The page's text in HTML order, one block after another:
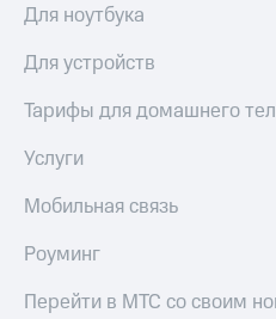
Для ноутбука
Для устройств
Тарифы для домашнего
Услуги
Мобильная связь
Роуминг
Перейти в МТС со своим